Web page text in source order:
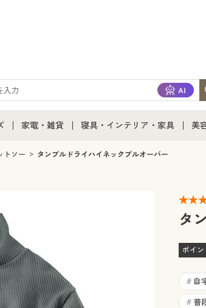
通販すべて
着
家電・雑貨
家電・雑貨すべて
寝具・インテリア・家具
寝具・インテリア・家具通販すべ
カーテン・ラグ・ファブリック
美
トソー タンブルドライハイネックプルオーバー
タ
ポイ
# 自
# 普